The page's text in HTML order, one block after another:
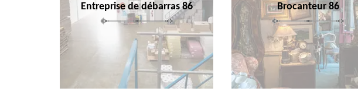
Entreprise de débarras 86 Brocanteur 86